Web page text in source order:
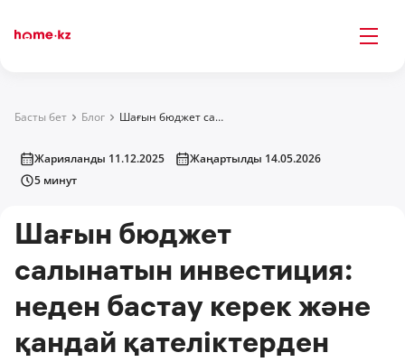
Басты бет Блог Шағын бюджет салынатын инвестиция: неден бастау керек және қандай қателіктерден аулақ болу керек?
Жарияланды 11.12.2025
Жаңартылды 14.05.2026
5 минут
Шағын бюджет
салынатын инвестиция:
неден бастау керек және
қандай қателіктерден